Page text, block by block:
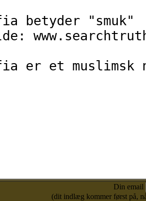
Din email
(dit indlæg kommer først på,